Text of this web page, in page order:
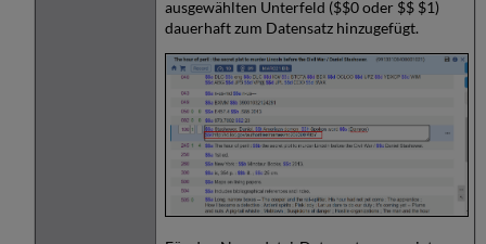
ausgewählten Unterfeld ($$0 oder $$ $1)
dauerhaft zum Datensatz hinzugefügt.